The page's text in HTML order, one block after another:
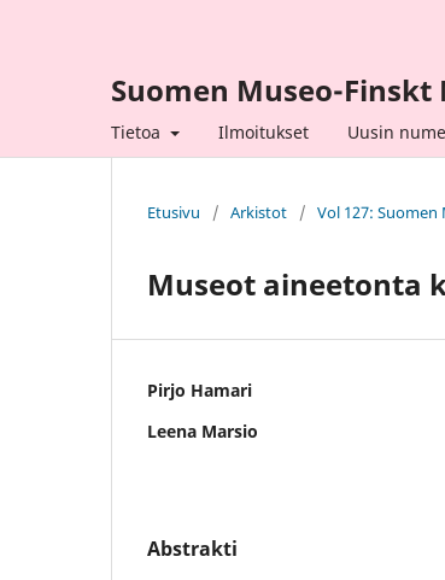
Suomen Museo-Finskt
Tietoa Ilmoitukset Uusin
Etusivu / Arkistot / Vol 127: Suomen
Museot aineetonta
Pirjo Hamari
Leena Marsio
Abstrakti